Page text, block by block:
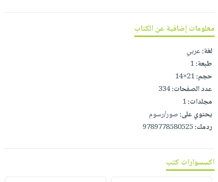
مناسبات
أسئلة
يتكرر
طرحها
خدمات
نيل
وفرات
انشر
كتابك
معنا
عربة
التسوق
نشرة
الإصدارات
معلومات إضافية عن الكتاب
لغة:عربي
طبعة:1
حجم:21×14
عدد الصفحات:334
مجلدات:1
يحتوي على:صور/رسوم
ردمك:9789778580525
اكسسوارات كتب